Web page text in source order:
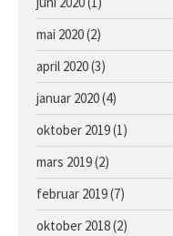
mai 2020(2)
april 2020(3)
januar 2020(4)
oktober 2019(1)
mars 2019(2)
februar 2019(7)
oktober 2018(2)